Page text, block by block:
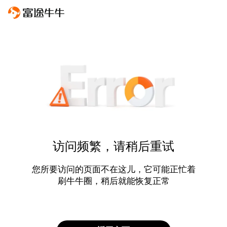
访问频繁，请稍后重试
您所要访问的页面不在这儿，它可能正忙着
刷牛牛圈，稍后就能恢复正常